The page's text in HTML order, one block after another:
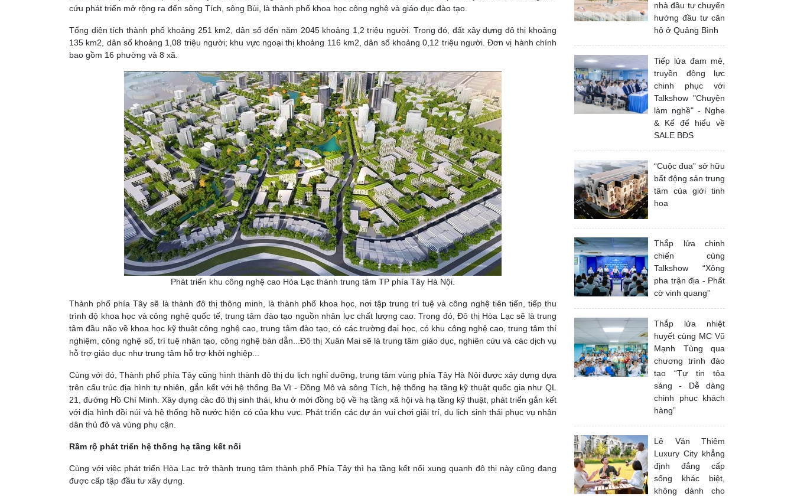
cứu phát triển mở rộng ra đến sông Tích, sông Bùi, là thành phố khoa học công nghệ và giáo dục đào tạo.
Tổng diện tích thành phố khoảng 251 km2, dân số đến năm 2045 khoảng 1,2 triệu người. Trong đó, đất xây dựng đô thị khoảng
135 km2, dân số khoảng 1,08 triệu người; khu vực ngoại thị khoảng 116 km2, dân số khoảng 0,12 triệu người. Đơn vị hành chính
bao gồm 16 phường và 8 xã.
Phát triển khu công nghệ cao Hòa Lạc thành trung tâm TP phía Tây Hà Nội.
Thành phố phía Tây sẽ là thành đô thị thông minh, là thành phố khoa học, nơi tập trung trí tuệ và công nghệ tiên tiến, tiếp thu
trình độ khoa học và công nghệ quốc tế, trung tâm đào tạo nguồn nhân lực chất lượng cao. Trong đó, Đô thị Hòa Lạc sẽ là trung
tâm đầu não về khoa học kỹ thuật công nghệ cao, trung tâm đào tạo, có các trường đại học, có khu công nghệ cao, trung tâm thí
nghiệm, công nghệ số, trí tuệ nhân tạo, công nghệ bán dẫn...Đô thị Xuân Mai sẽ là trung tâm giáo dục, nghiên cứu và các dịch vụ
hỗ trợ giáo dục như trung tâm hỗ trợ khởi nghiệp...
Cùng với đó, Thành phố phía Tây cũng hình thành đô thị du lịch nghỉ dưỡng, trung tâm vùng phía Tây Hà Nội được xây dựng dựa
trên cấu trúc địa hình tự nhiên, gắn kết với hệ thống Ba Vì - Đồng Mô và sông Tích, hệ thống hạ tầng kỹ thuật quốc gia như QL
21, đường Hồ Chí Minh. Xây dựng các đô thị sinh thái, khu ở mới đồng bộ về hạ tầng xã hội và hạ tầng kỹ thuật, phát triển gắn kết
với địa hình đồi núi và hệ thống hồ nước hiện có của khu vực. Phát triển các dự án vui chơi giải trí, du lịch sinh thái phục vụ nhân
dân thủ đô và vùng phụ cận.
Rầm rộ phát triển hệ thống hạ tầng kết nối
Cùng với việc phát triển Hòa Lạc trở thành trung tâm thành phố Phía Tây thì hạ tầng kết nối xung quanh đô thị này cũng đang
được cấp tập đầu tư xây dựng.
nhà đầu tư chuyển
hướng đầu tư căn
hộ ở Quảng Bình
Tiếp lửa đam mê,
truyền động lực
chinh phục với
Talkshow "Chuyện
làm nghề" - Nghe
& Kể để hiểu về
SALE BĐS
“Cuộc đua” sở hữu
bất động sản trung
tâm của giới tinh
hoa
Thắp lửa chinh
chiến cùng
Talkshow “Xông
pha trận địa - Phất
cờ vinh quang”
Thắp lửa nhiệt
huyết cùng MC Vũ
Mạnh Tùng qua
chương trình đào
tạo “Tự tin tỏa
sáng - Dễ dàng
chinh phục khách
hàng”
Lê Văn Thiêm
Luxury City khẳng
định đẳng cấp
sống khác biệt,
không dành cho